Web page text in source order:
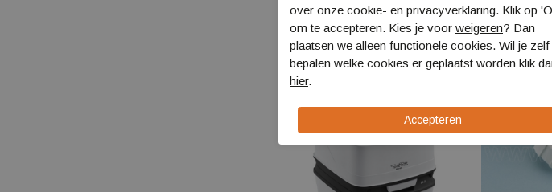
over onze cookie- en privacyverklaring. Klik op
om te accepteren. Kies je voor weigeren? Dan
plaatsen we alleen functionele cookies. Wil je zelf
bepalen welke cookies er geplaatst worden klik
hier.